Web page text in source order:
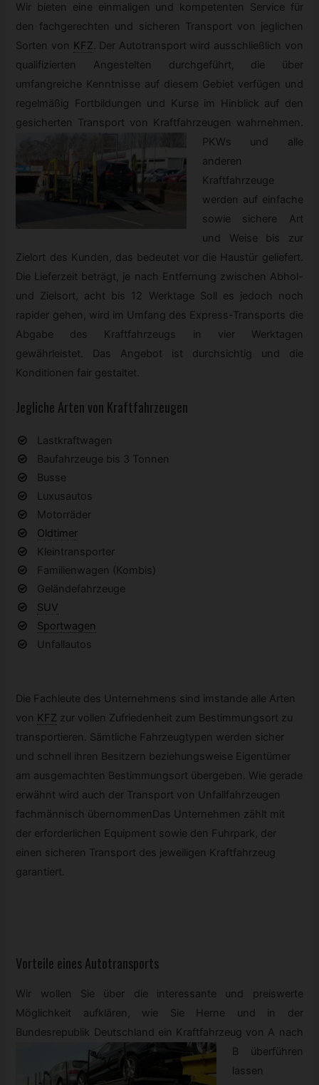
Wir bieten eine einmaligen und kompetenten Service für
den fachgerechten und sicheren Transport von jeglichen
Sorten von KFZ. Der Autotransport wird ausschließlich von
qualifizierten Angestelten durchgeführt, die über
umfangreiche Kenntnisse auf diesem Gebiet verfügen und
regelmäßig Fortbildungen und Kurse im Hinblick auf den
gesicherten Transport von Kraftfahrzeugen wahrnehmen.
PKWs und alle
anderen
Kraftfahrzeuge
werden auf einfache
sowie sichere Art
und Weise bis zur
Zielort des Kunden, das bedeutet vor die Haustür geliefert.
Die Lieferzeit beträgt, je nach Entfernung zwischen Abhol-
und Zielsort, acht bis 12 Werktage Soll es jedoch noch
rapider gehen, wird im Umfang des Express-Transports die
Abgabe des Kraftfahrzeugs in vier Werktagen
gewährleistet. Das Angebot ist durchsichtig und die
Konditionen fair gestaltet.
Jegliche Arten von Kraftfahrzeugen
Lastkraftwagen
Baufahrzeuge bis 3 Tonnen
Busse
Luxusautos
Motorräder
Oldtimer
Kleintransporter
Familienwagen (Kombis)
Geländefahrzeuge
SUV
Sportwagen
Unfallautos
Die Fachleute des Unternehmens sind imstande alle Arten
von KFZ zur vollen Zufriedenheit zum Bestimmungsort zu
transportieren. Sämtliche Fahrzeugtypen werden sicher
und schnell ihren Besitzern beziehungsweise Eigentümer
am ausgemachten Bestimmungsort übergeben. Wie gerade
erwähnt wird auch der Transport von Unfallfahrzeugen
fachmännisch übernommenDas Unternehmen zählt mit
der erforderlichen Equipment sowie den Fuhrpark, der
einen sicheren Transport des jeweiligen Kraftfahrzeug
garantiert.
Vorteile eines Autotransports
Wir wollen Sie über die interessante und preiswerte
Möglichkeit aufklären, wie Sie Herne und in der
Bundesrepublik Deutschland ein Kraftfahrzeug von A nach
B überführen
lassen